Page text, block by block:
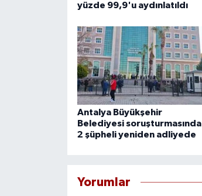
yüzde 99,9'u aydınlatıldı
Antalya Büyükşehir
Belediyesi soruşturmasında
2 şüpheli yeniden adliyede
Yorumlar